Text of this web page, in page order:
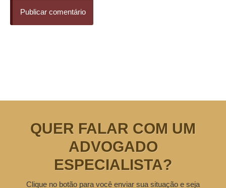
QUER FALAR COM UM
ADVOGADO
ESPECIALISTA?
Clique no botão para você enviar sua situação e seja